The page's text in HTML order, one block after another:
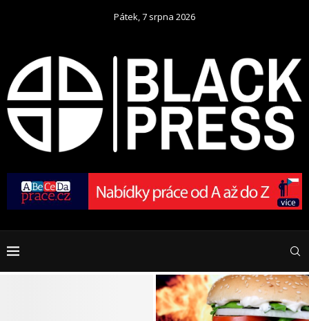
Pátek, 7 srpna 2026